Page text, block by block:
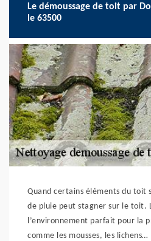
Le démoussage de toit par
le 63500
Quand certains éléments du toit
de pluie peut stagner sur le toit.
l’environnement parfait pour la
comme les mousses, les lichens…